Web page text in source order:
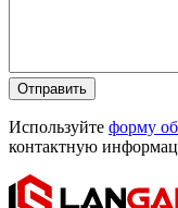
Отправить
Используйте форму
контактную